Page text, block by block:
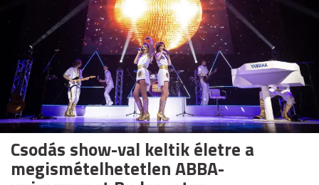
Csodás show-val keltik életre a
megismételhetetlen ABBA-